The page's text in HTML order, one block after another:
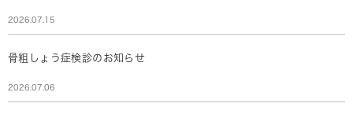
2026.07.15
骨粗しょう症検診のお知らせ
2026.07.06